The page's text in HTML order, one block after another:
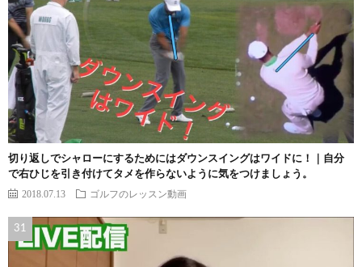
切り返しでシャローにするためにはダウンスイングはワイドに！｜自分
で右ひじを引き付けてタメを作らないように気をつけましょう。
2018.07.13 ゴルフのレッスン動画